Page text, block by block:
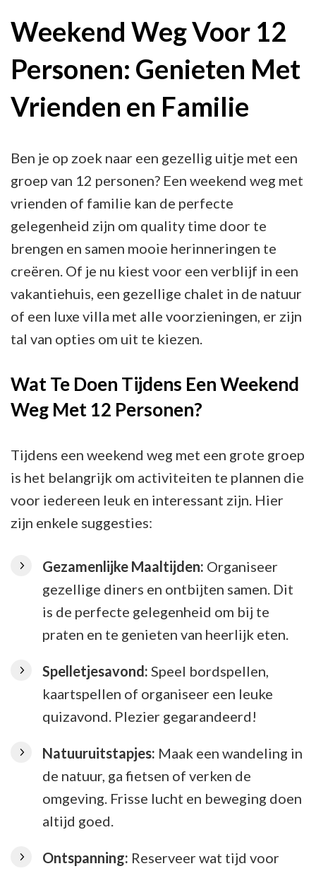
Met
12
Samen
Weekend Weg Voor 12
Personen: Genieten Met
Vrienden en Familie
Ben je op zoek naar een gezellig uitje met een
groep van 12 personen? Een weekend weg met
vrienden of familie kan de perfecte
gelegenheid zijn om quality time door te
brengen en samen mooie herinneringen te
creëren. Of je nu kiest voor een verblijf in een
vakantiehuis, een gezellige chalet in de natuur
of een luxe villa met alle voorzieningen, er zijn
tal van opties om uit te kiezen.
Wat Te Doen Tijdens Een Weekend
Weg Met 12 Personen?
Tijdens een weekend weg met een grote groep
is het belangrijk om activiteiten te plannen die
voor iedereen leuk en interessant zijn. Hier
zijn enkele suggesties:
Gezamenlijke Maaltijden: Organiseer
gezellige diners en ontbijten samen. Dit
is de perfecte gelegenheid om bij te
praten en te genieten van heerlijk eten.
Spelletjesavond: Speel bordspellen,
kaartspellen of organiseer een leuke
quizavond. Plezier gegarandeerd!
Natuuruitstapjes: Maak een wandeling in
de natuur, ga fietsen of verken de
omgeving. Frisse lucht en beweging doen
altijd goed.
Ontspanning: Reserveer wat tijd voor